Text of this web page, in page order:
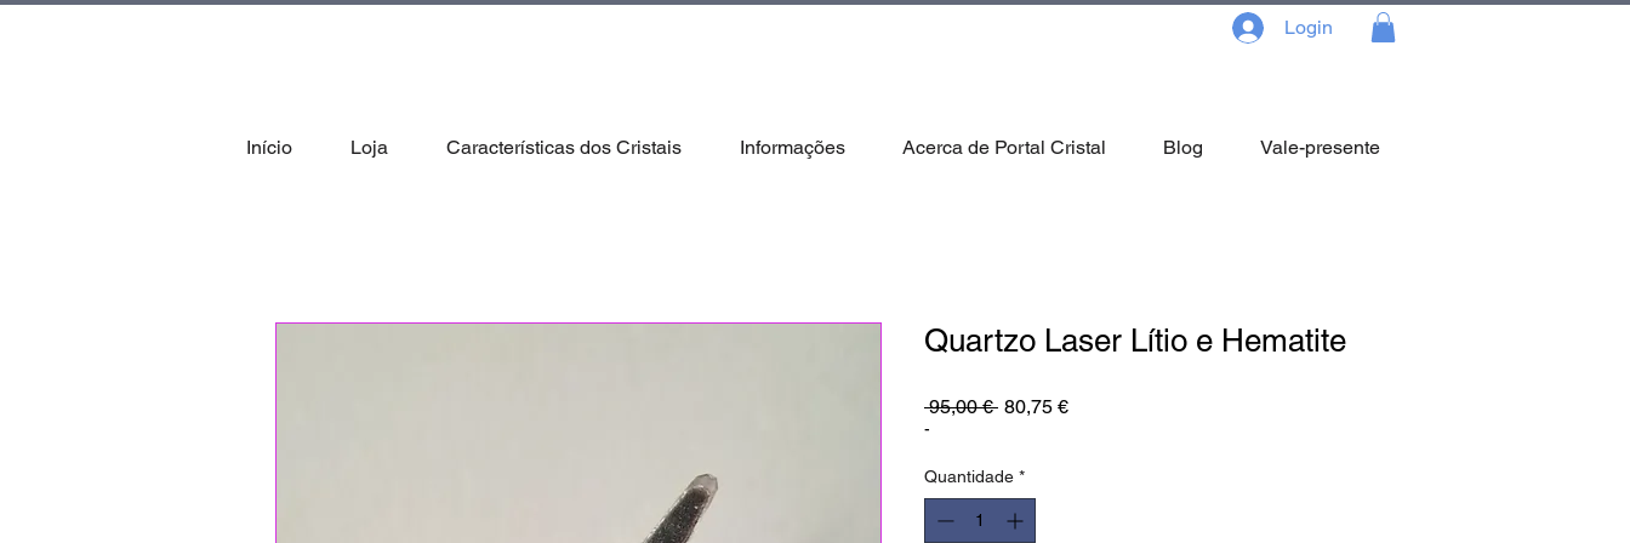
Login
Início Loja Características dos Cristais Informações Acerca de Portal Cristal Blog Vale-presente
Quartzo Laser Lítio e Hematite
95,00 € Preço
80,75 €Preço
-
Quantidade *